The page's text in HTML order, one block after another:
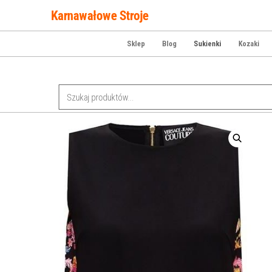
treści
Karnawałowe Stroje
Sklep Blog Sukienki Kozaki